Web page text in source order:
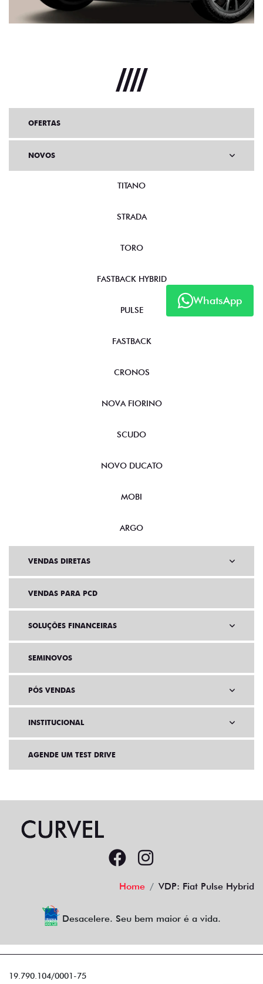
WhatsApp
OFERTAS
NOVOS
TITANO
STRADA
TORO
FASTBACK HYBRID
PULSE
FASTBACK
CRONOS
NOVA FIORINO
SCUDO
NOVO DUCATO
MOBI
ARGO
VENDAS DIRETAS
VENDAS PARA PCD
SOLUÇÕES FINANCEIRAS
SEMINOVOS
PÓS VENDAS
INSTITUCIONAL
AGENDE UM TEST DRIVE
Home VDP: Fiat Pulse Hybrid
Desacelere. Seu bem maior é a vida.
19.790.104/0001-75